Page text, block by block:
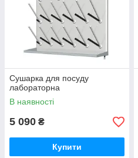
Сушарка для посуду
лабораторна
В наявності
5 090 ₴
Купити